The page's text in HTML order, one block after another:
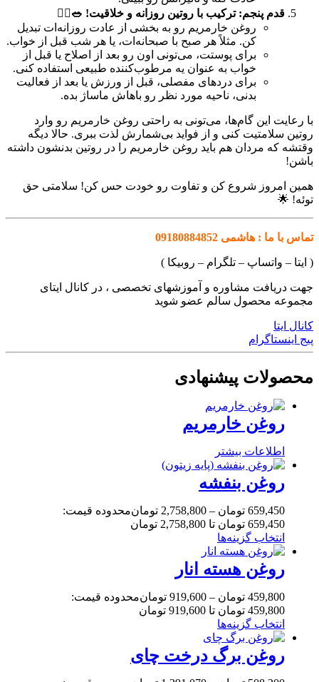
قدم پنجم: ترکیب با روتین روزانه و خلاقیت! 🥗💆‍♂️
روغن خارمریم رو به بخشی از عادت روزانه‌ات تبدیل
کن. مثلاً هر صبح با صبحانه‌ات، یا هر شب قبل از خواب.
برای پوستت، می‌تونی اون رو بعد از اصلاح یا قبل از
خواب به عنوان یه مرطوب‌کننده طبیعی استفاده کنی.
برای دردهای مفصلی، قبل از ورزش یا بعد از فعالیت
بدنی، ناحیه مورد نظر رو باهاش ماساژ بده.
با رعایت این گام‌ها، می‌تونی به راحتی روغن خارمریم رو وارد
روتین سلامتیت کنی و از فواید بی‌شمارش لذت ببری. حالا دیگه
وقتشه که مردان هم باید روغن خارمریم را در روتین بدنشون داشته
باشن!
همین امروز شروع کن و تفاوت رو خودت حس کن! سلامتی حق
توئه! 🌟
تماس با ما : هاشمی 09180884852
( ایتا – واتساپ – تلگرام – روبیکا )
جهت دریافت مشاوره و آموزشهای تخصصی ، در کانال ایتای
مجموعه محصول سالم عضو شوید
کانال ایتا
پیج اینستاگرام
محصولات پیشنهادی
روغن خارمریم
اطلاعات بیشتر
روغن بنفشه
659,450 تومان –
2,758,800 تومانمحدوده قیمت:
659,450 تومان تا 2,758,800 تومان
انتخاب گزینه‌ها
روغن هسته انار
459,800 تومان –
919,600 تومانمحدوده قیمت:
459,800 تومان تا 919,600 تومان
انتخاب گزینه‌ها
روغن برگ درخت چای